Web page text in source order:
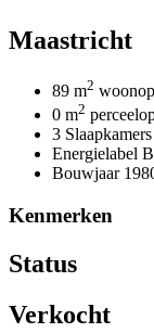
Maastricht
89 m2
0 m2
3 Slaapkamers
Energielabel B
Bouwjaar
Kenmerken
Status
Verkocht